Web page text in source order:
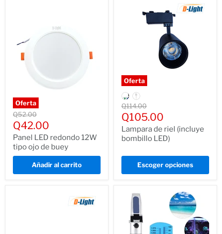
Oferta
Precio
normal
Q52.00
Precio
actual
Q42.00
Panel LED redondo 12W
tipo ojo de buey
Añadir al carrito
Oferta
Precio
normal
Q114.00
Precio
actual
Q105.00
Lampara de riel (incluye
bombillo LED)
Escoger opciones